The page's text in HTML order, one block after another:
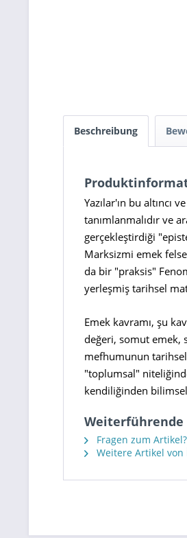
Beschreibung
Yazılar'ın bu
tanımlanmalıdır ve
gerçekleştirdiği
Marksizmi emek
da bir "praksis"
yerleşmiş tarihsel
Emek kavramı, şu
değeri, somut emek,
mefhumunun
"toplumsal"
kendiliğinden
Weiterführende
Fragen zum Artikel?
Weitere Artikel von